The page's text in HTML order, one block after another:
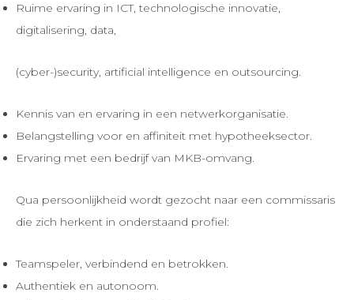
Ruime ervaring in ICT, technologische innovatie,
digitalisering, data,
(cyber-)security, artificial intelligence en outsourcing.
Kennis van en ervaring in een netwerkorganisatie.
Belangstelling voor en affiniteit met hypotheeksector.
Ervaring met een bedrijf van MKB-omvang.
Qua persoonlijkheid wordt gezocht naar een commissaris
die zich herkent in onderstaand profiel:
Teamspeler, verbindend en betrokken.
Authentiek en autonoom.